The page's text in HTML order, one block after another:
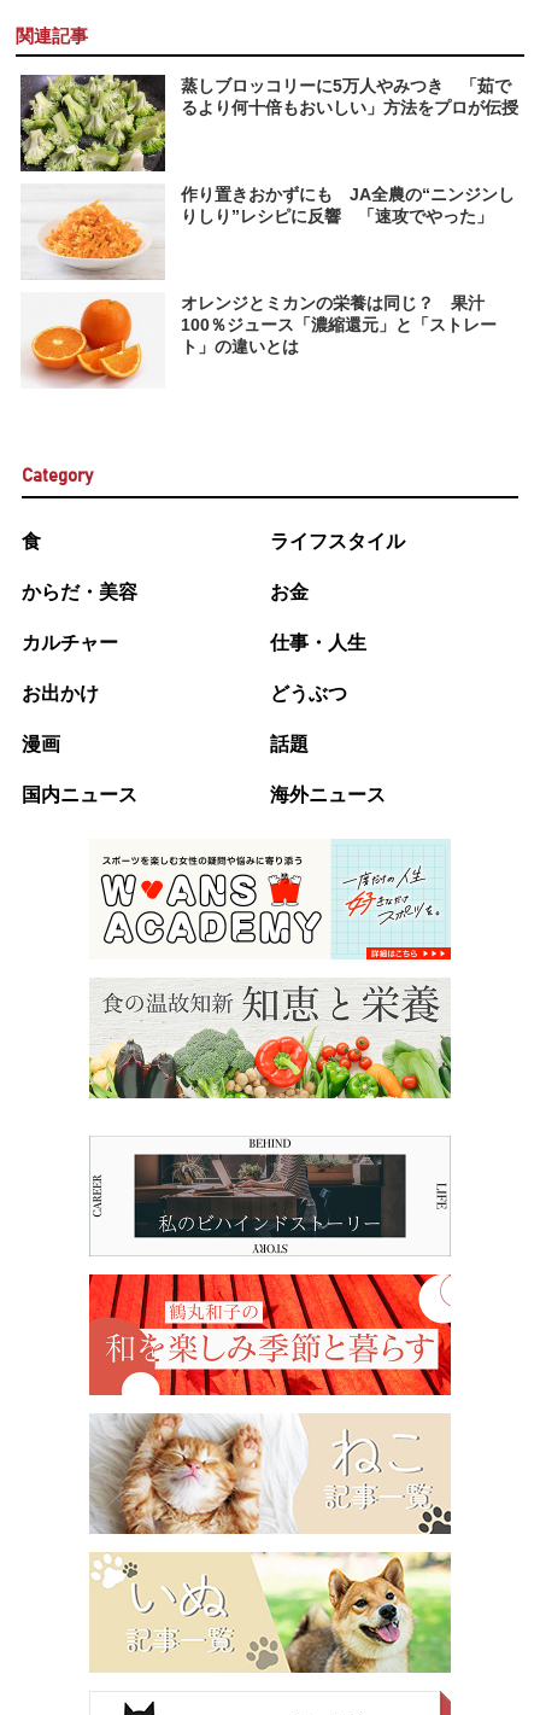
関連記事
蒸しブロッコリーに5万人やみつき 「茹で
るより何十倍もおいしい」方法をプロが伝授
作り置きおかずにも JA全農の“ニンジンし
りしり”レシピに反響 「速攻でやった」
オレンジとミカンの栄養は同じ？ 果汁
100％ジュース「濃縮還元」と「ストレー
ト」の違いとは
Category
食 ライフスタイル
からだ・美容 お金
カルチャー 仕事・人生
お出かけ どうぶつ
漫画 話題
国内ニュース 海外ニュース